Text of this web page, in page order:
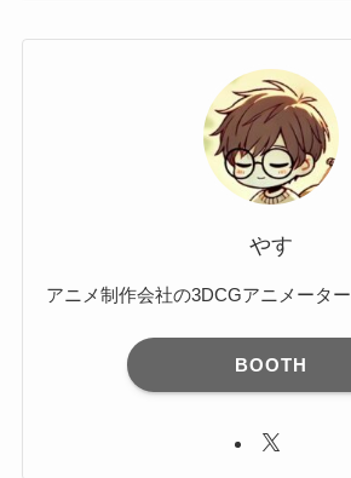
やす
アニメ制作会社の3DCGアニメーター
BOOTH